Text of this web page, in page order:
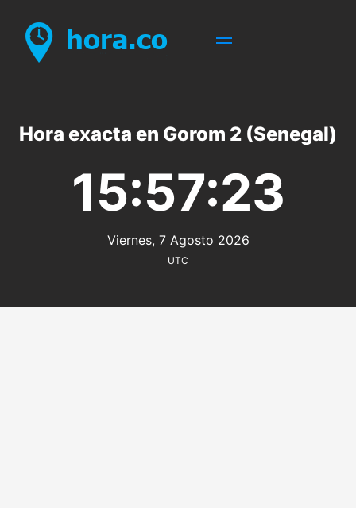
Hora exacta en Gorom 2 (Senegal)
15:57:23
Viernes, 7 Agosto 2026
UTC